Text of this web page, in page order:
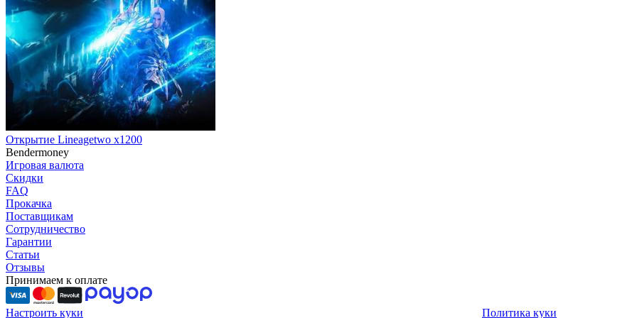
Открытие Lineagetwo x1200
Bendermoney
Игровая валюта
Скидки
FAQ
Прокачка
Поставщикам
Сотрудничество
Гарантии
Статьи
Отзывы
Принимаем к оплате
Настроить куки Политика куки